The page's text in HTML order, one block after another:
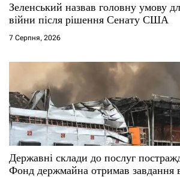
Зеленський назвав головну умову
війни після рішення Сенату США
7 Серпня, 2026
Державні склади до послуг
Фонд держмайна отримав завдання